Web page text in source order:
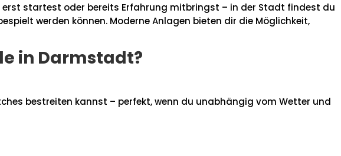
startest oder bereits Erfahrung mitbringst – in der Stadt findest du
werden können. Moderne Anlagen bieten dir die Möglichkeit,
in Darmstadt?
bestreiten kannst – perfekt, wenn du unabhängig vom Wetter und